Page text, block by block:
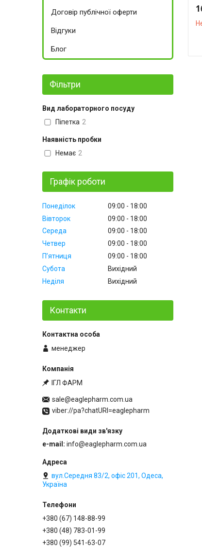
Договір публічної оферти
Відгуки
Блог
Фільтри
Вид лабораторного посуду
Піпетка 2
Наявність пробки
Немає 2
Графік роботи
Понеділок 09:00
18:00
Вівторок
09:00
18:00
Середа
09:00
18:00
Четвер
09:00
18:00
Пʼятниця
09:00
18:00
Субота
Вихідний
Неділя
Вихідний
Контакти
менеджер
ІГЛ ФАРМ
sale@eaglepharm.com.ua
viber://pa?chatURI=eaglepharm
e-mail info@eaglepharm.com.ua
вул.Середня 83/2, офіс 201, Одеса,
Україна
+380 (67) 148-88-99
+380 (48) 783-01-99
+380 (99) 541-63-07